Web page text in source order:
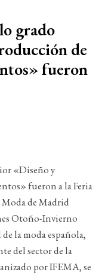
grado
de
fueron
«Diseño y
fueron a la Feria
de Madrid
Otoño-Invierno
la moda española,
del sector de la
por IFEMA, se